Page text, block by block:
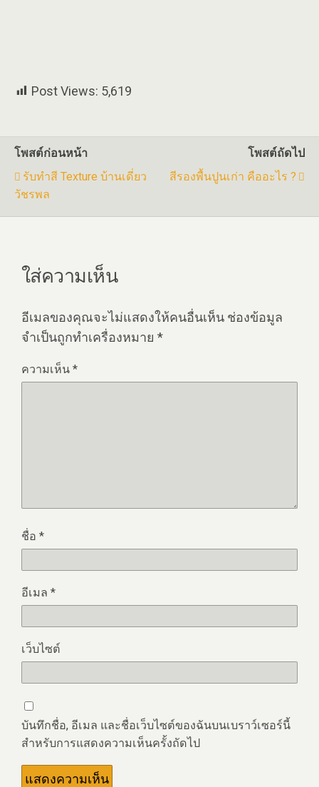
Post Views: 5,619
โพสต์ก่อนหน้า
รับทำสี Texture บ้านเดี่ยว
วัชรพล
โพสต์ถัดไป
สีรองพื้นปูนเก่า คืออะไร ?
ใส่ความเห็น
อีเมลของคุณจะไม่แสดงให้คนอื่นเห็น ช่องข้อมูล
จำเป็นถูกทำเครื่องหมาย *
ความเห็น *
ชื่อ *
อีเมล *
เว็บไซต์
บันทึกชื่อ, อีเมล และชื่อเว็บไซต์ของฉันบนเบราว์เซอร์นี้
สำหรับการแสดงความเห็นครั้งถัดไป